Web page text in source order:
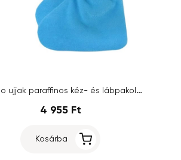
Thermo ujjak paraffinos kéz- és lábpakolásokhoz, kék
4 955 Ft
Kosárba